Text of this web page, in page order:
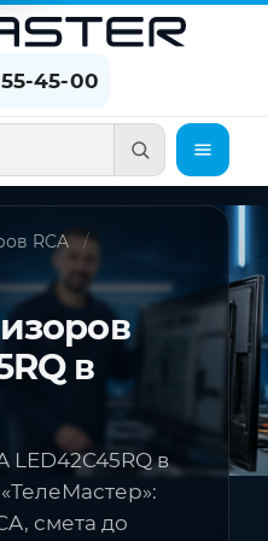
45-00
RCA
в
LED42C45RQ в
смета до